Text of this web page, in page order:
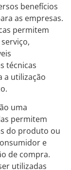
benefícios
as empresas.
permitem
técnicas
a utilização
uma
permitem
do produto ou
e
de compra.
utilizadas